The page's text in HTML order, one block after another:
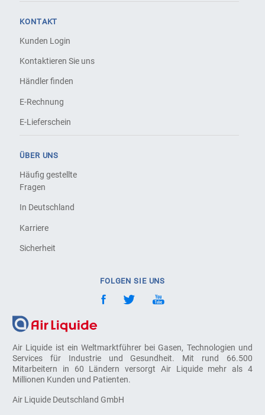
Air Liquide ist ein Weltmarktführer bei Gasen, Technologien und
Services für Industrie und Gesundheit. Mit rund 66.500
Mitarbeitern in 60 Ländern versorgt Air Liquide mehr als 4
Millionen Kunden und Patienten.
Air Liquide Deutschland GmbH
KONTAKT
Kunden Login
Kontaktieren Sie uns
Händler finden
E-Rechnung
E-Lieferschein
ÜBER UNS
Häufig gestellte
Fragen
In Deutschland
Karriere
Sicherheit
FOLGEN SIE UNS